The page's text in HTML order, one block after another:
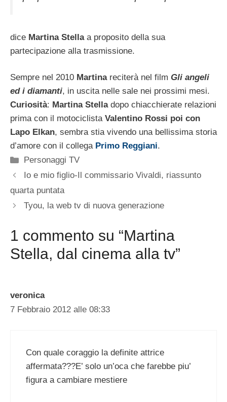
dice Martina Stella a proposito della sua
partecipazione alla trasmissione.
Sempre nel 2010 Martina reciterà nel film Gli angeli
ed i diamanti, in uscita nelle sale nei prossimi mesi.
Curiosità: Martina Stella dopo chiacchierate relazioni
prima con il motociclista Valentino Rossi poi con
Lapo Elkan, sembra stia vivendo una bellissima storia
d’amore con il collega Primo Reggiani.
Categorie
Personaggi TV
Io e mio figlio-Il commissario Vivaldi, riassunto
quarta puntata
Tyou, la web tv di nuova generazione
1 commento su “Martina
Stella, dal cinema alla tv”
veronica
7 Febbraio 2012 alle 08:33
Con quale coraggio la definite attrice
affermata???E’ solo un’oca che farebbe piu’
figura a cambiare mestiere